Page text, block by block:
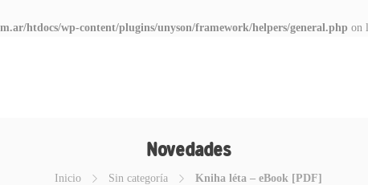
htdocs/wp-content/plugins/unyson/framework/helpers/general.php on
Novedades
Inicio Sin categoría Kniha léta – eBook [PDF]